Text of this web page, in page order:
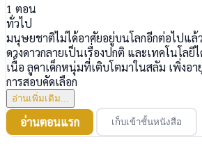
1 ตอน
ทั่วไป
มนุษยชาติไม่ได้อาศัยอยู่บนโลกอีกต่อไปแล้
ดวงดาวกลายเป็นเรื่องปกติ และเทคโนโลยี
เนื้อ ลูคาเด็กหนุ่มที่เติบโตมาในสลัม เพิ่งอ
การสอบคัดเลือก
อ่านเพิ่มเติม...
อ่านตอนแรก เก็บเข้าชั้นหนังสือ